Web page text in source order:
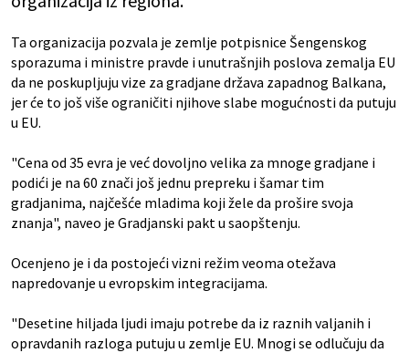
Ta organizacija pozvala je zemlje potpisnice Šengenskog
sporazuma i ministre pravde i unutrašnjih poslova zemalja EU
da ne poskupljuju vize za gradjane država zapadnog Balkana,
jer će to još više ograničiti njihove slabe mogućnosti da putuju
u EU.
"Cena od 35 evra je već dovoljno velika za mnoge gradjane i
podići je na 60 znači još jednu prepreku i šamar tim
gradjanima, najčešće mladima koji žele da prošire svoja
znanja", naveo je Gradjanski pakt u saopštenju.
Ocenjeno je i da postojeći vizni režim veoma otežava
napredovanje u evropskim integracijama.
"Desetine hiljada ljudi imaju potrebe da iz raznih valjanih i
opravdanih razloga putuju u zemlje EU. Mnogi se odlučuju da